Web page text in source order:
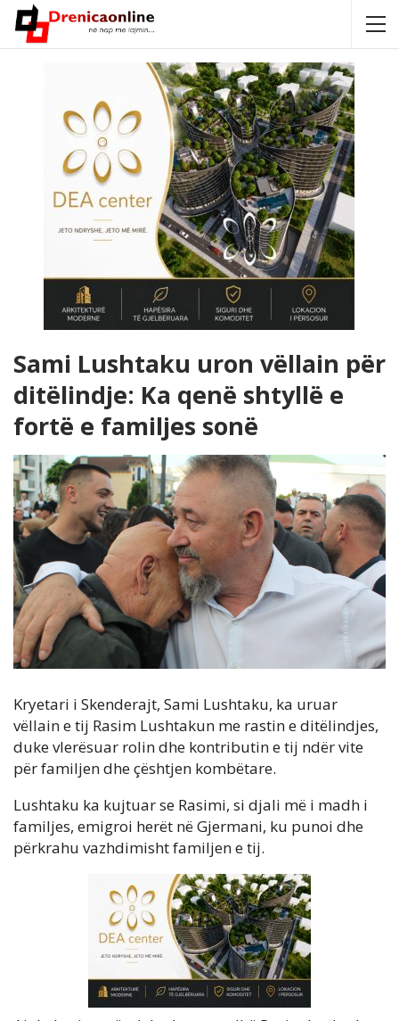
Sami Lushtaku uron vëllain për
ditëlindje: Ka qenë shtyllë e
fortë e familjes sonë
Kryetari i Skenderajt, Sami Lushtaku, ka uruar
vëllain e tij Rasim Lushtakun me rastin e ditëlindjes,
duke vlerësuar rolin dhe kontributin e tij ndër vite
për familjen dhe çështjen kombëtare.
Lushtaku ka kujtuar se Rasimi, si djali më i madh i
familjes, emigroi herët në Gjermani, ku punoi dhe
përkrahu vazhdimisht familjen e tij.